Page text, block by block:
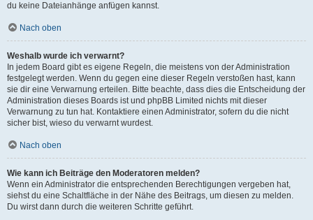
du keine Dateianhänge anfügen kannst.
Nach oben
Weshalb wurde ich verwarnt?
In jedem Board gibt es eigene Regeln, die meistens von der Administration
festgelegt werden. Wenn du gegen eine dieser Regeln verstoßen hast, kann
sie dir eine Verwarnung erteilen. Bitte beachte, dass dies die Entscheidung der
Administration dieses Boards ist und phpBB Limited nichts mit dieser
Verwarnung zu tun hat. Kontaktiere einen Administrator, sofern du die nicht
sicher bist, wieso du verwarnt wurdest.
Nach oben
Wie kann ich Beiträge den Moderatoren melden?
Wenn ein Administrator die entsprechenden Berechtigungen vergeben hat,
siehst du eine Schaltfläche in der Nähe des Beitrags, um diesen zu melden.
Du wirst dann durch die weiteren Schritte geführt.